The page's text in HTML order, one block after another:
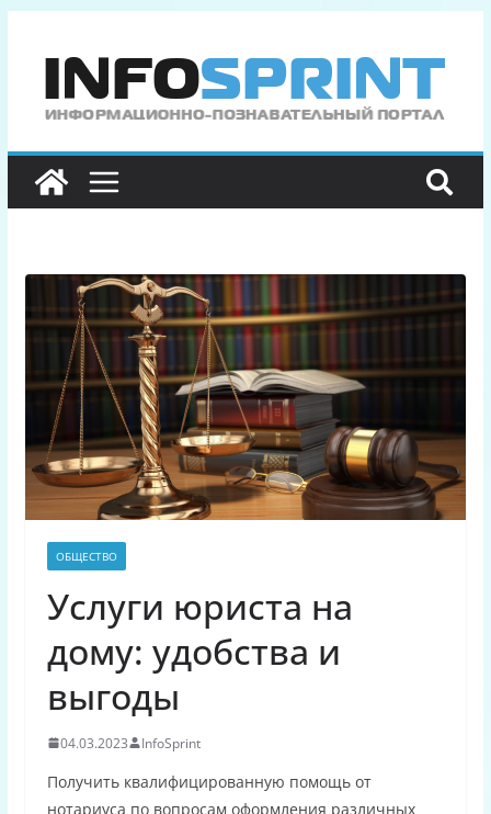
содержимому
ОБЩЕСТВО
Услуги юриста на
дому: удобства и
выгоды
04.03.2023 InfoSprint
Получить квалифицированную помощь от
нотариуса по вопросам оформления различных